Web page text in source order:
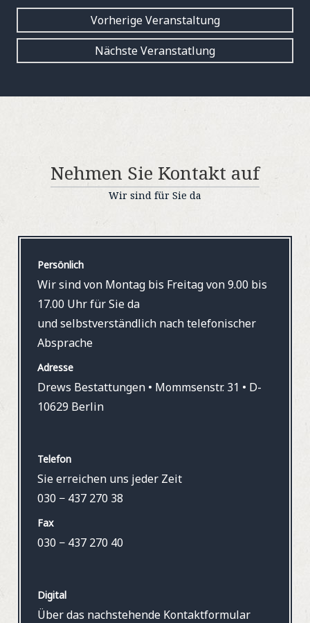
Vorherige Veranstaltung
Nächste Veranstatlung
Nehmen Sie Kontakt auf
Wir sind für Sie da
Persönlich
Wir sind von Montag bis Freitag von 9.00 bis
17.00 Uhr für Sie da
und selbstverständlich nach telefonischer
Absprache
Adresse
Drews Bestattungen • Mommsenstr. 31 • D-
10629 Berlin
Telefon
Sie erreichen uns jeder Zeit
030 − 437 270 38
Fax
030 − 437 270 40
Digital
Über das nachstehende Kontaktformular